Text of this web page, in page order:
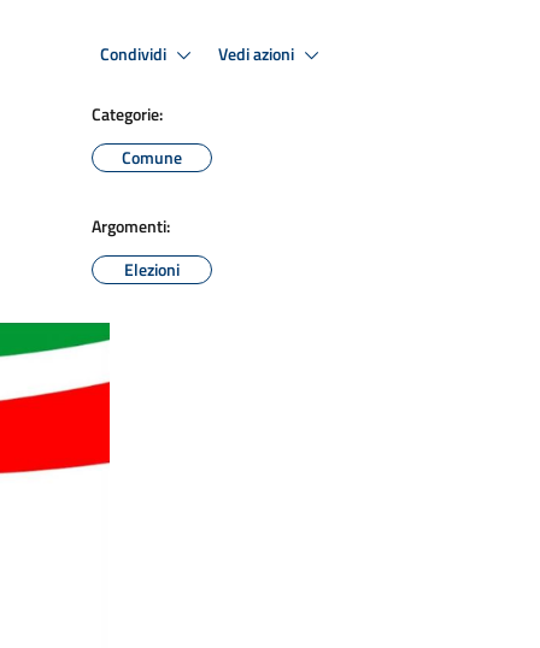
Condividi Vedi azioni
Categorie:
Comune
Argomenti:
Elezioni